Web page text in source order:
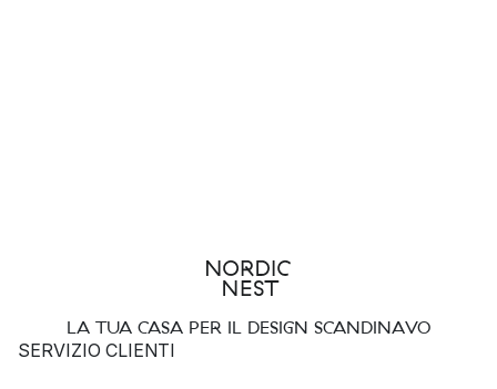
LA TUA CASA PER IL DESIGN SCANDINAVO
SERVIZIO CLIENTI